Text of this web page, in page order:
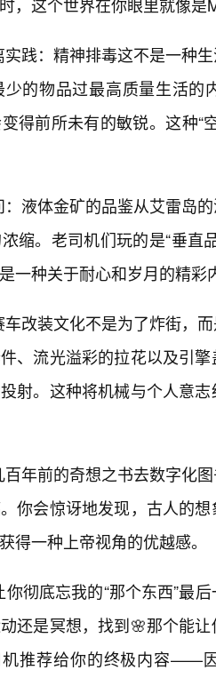
践：精神排毒这不是一种
的物品过最高质量生活的
得前所未有的敏锐。这种“
液体金矿的品鉴从艾雷岛
缩。老司机们玩的是“垂直
一种关于耐心和岁月的精彩
改装文化不是为了炸街，
、流光溢彩的拉花以及引
射。这种将机械与个人意
年前的奇想之书去数字化
你会惊讶地发现，古人的
得一种上帝视角的优越感。
彻底忘我的“那个东西”最
还是冥想，找到🌸那个能
机推荐给你的终极内容——